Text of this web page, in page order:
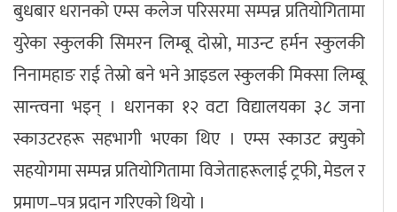
बुधबार धरानको एम्स कलेज परिसरमा सम्पन्न प्रतियोगितामा
युरेका स्कुलकी सिमरन लिम्बू दोस्रो, माउन्ट हर्मन स्कुलकी
निनामहाङ राई तेस्रो बने भने आइडल स्कुलकी मिक्सा लिम्बू
सान्त्वना भइन् । धरानका १२ वटा विद्यालयका ३८ जना
स्काउटरहरू सहभागी भएका थिए । एम्स स्काउट क्र्युको
सहयोगमा सम्पन्न प्रतियोगितामा विजेताहरूलाई ट्रफी, मेडल र
प्रमाण–पत्र प्रदान गरिएको थियो ।